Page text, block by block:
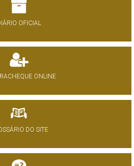
OFICIAL
ONLINE
DO SITE